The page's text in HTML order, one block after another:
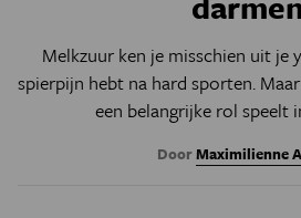
Melkzuur ken je misschien uit je
spierpijn hebt na hard sporten.
een belangrijke rol speelt
DoorMaximilienne